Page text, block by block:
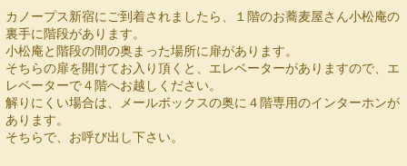
カノープス新宿にご到着されましたら、１階のお蕎麦屋さん小松庵の
裏手に階段があります。
小松庵と階段の間の奥まった場所に扉があります。
そちらの扉を開けてお入り頂くと、エレベーターがありますので、エ
レベーターで４階へお越しください。
解りにくい場合は、メールボックスの奥に４階専用のインターホンが
あります。
そちらで、お呼び出し下さい。